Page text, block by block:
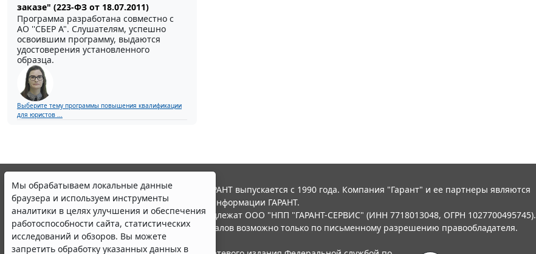
заказе" (223-ФЗ от 18.07.2011)
Программа разработана совместно с
АО ''СБЕР А". Слушателям, успешно
освоившим программу, выдаются
удостоверения установленного
образца.
Выберите тему программы повышения квалификации
для юристов ...
Мы обрабатываем локальные данные
браузера и используем инструменты
аналитики в целях улучшения и обеспечения
работоспособности сайта, статистических
исследований и обзоров. Вы можете
запретить обработку указанных данных в
© ООО "НПП "ГАРАНТ-СЕРВИС", 2026. Система ГАРАНТ выпускается с 1990 года. Компания "Гарант" и ее партнеры являются
участниками Российской ассоциации правовой информации ГАРАНТ.
Все права на материалы сайта ГАРАНТ.РУ принадлежат ООО "НПП "ГАРАНТ-СЕРВИС" (ИНН 7718013048, ОГРН 1027700495745).
Полное или частичное воспроизведение материалов возможно только по письменному разрешению правообладателя.
Правила использования портала.